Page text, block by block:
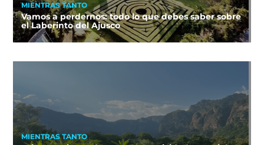
MIENTRAS TANTO
Vamos a perdernos: todo lo que debes saber sobre
el Laberinto del Ajusco
MIENTRAS TANTO